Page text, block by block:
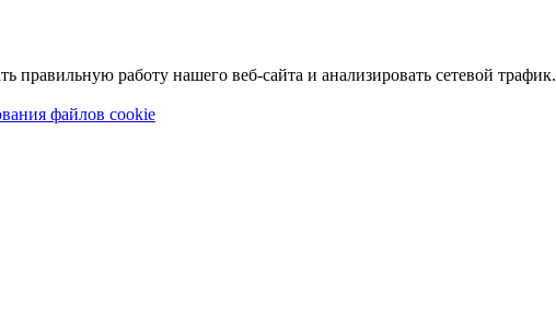
работу нашего веб-сайта и анализировать сетевой трафик.
файлов cookie